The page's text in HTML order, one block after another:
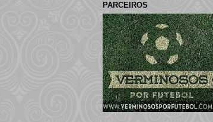
PARCEIROS